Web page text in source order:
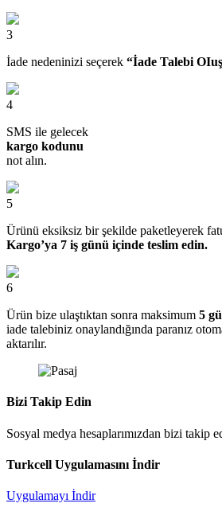
3
İade nedeninizi seçerek “İade Talebi
4
SMS ile gelecek
kargo kodunu
not alın.
5
Ürünü eksiksiz bir şekilde paketleyerek
Kargo’ya 7 iş günü içinde teslim edin.
6
Ürün bize ulaştıktan sonra maksimum 5
iade talebiniz onaylandığında paranız
aktarılır.
Bizi Takip Edin
Sosyal medya hesaplarımızdan bizi takip
Turkcell Uygulamasını İndir
Uygulamayı İndir